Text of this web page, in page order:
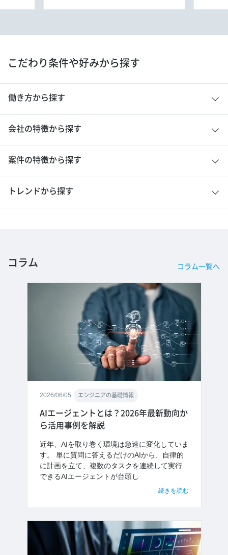
こだわり条件や好みから探す
働き方から探す
会社の特徴から探す
案件の特徴から探す
トレンドから探す
コラム コラム一覧へ
2026/06/05 エンジニアの基礎情報
AIエージェントとは？2026年最新動向か
ら活用事例を解説
近年、AIを取り巻く環境は急速に変化していま
す。 単に質問に答えるだけのAIから、自律的
に計画を立て、複数のタスクを連続して実行
できるAIエージェントが台頭し
続きを読む